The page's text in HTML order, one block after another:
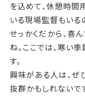
を込めて、休憩時間
いる現場監督もいる
せっかくだから、喜
ね。ここでは、寒い
す。
興味がある人は、ぜ
抜群かもしれないで